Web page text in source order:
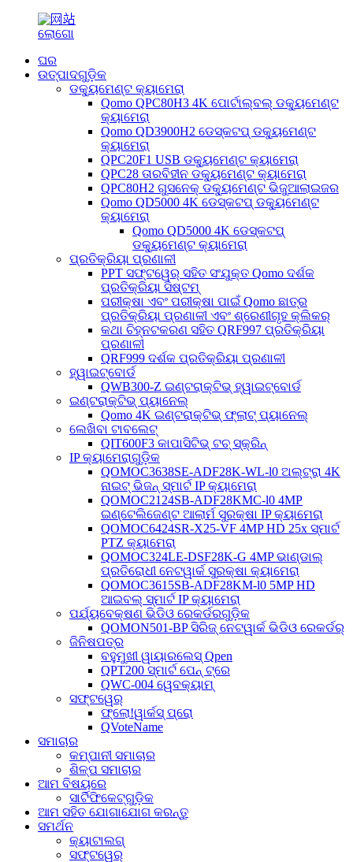
ଘର
ଉତ୍ପାଦଗୁଡ଼ିକ
ଡକ୍ୟୁମେଣ୍ଟ କ୍ୟାମେରା
Qomo QPC80H3 4K ପୋର୍ଟାଲ୍‌ବଲ୍ ଡକ୍ୟୁମେଣ୍ଟ
କ୍ୟାମେରା
Qomo QD3900H2 ଡେସ୍କଟପ୍ ଡକ୍ୟୁମେଣ୍ଟ
କ୍ୟାମେରା
QPC20F1 USB ଡକ୍ୟୁମେଣ୍ଟ କ୍ୟାମେରା
QPC28 ତାରବିହୀନ ଡକ୍ୟୁମେଣ୍ଟ କ୍ୟାମେରା
QPC80H2 ଗୁସନେକ୍ ଡକ୍ୟୁମେଣ୍ଟ ଭିଜୁଆଲାଇଜର
Qomo QD5000 4K ଡେସ୍କଟପ୍ ଡକ୍ୟୁମେଣ୍ଟ
କ୍ୟାମେରା
Qomo QD5000 4K ଡେସ୍କଟପ୍
ଡକ୍ୟୁମେଣ୍ଟ କ୍ୟାମେରା
ପ୍ରତିକ୍ରିୟା ପ୍ରଣାଳୀ
PPT ସଫ୍ଟୱେର୍ ସହିତ ସଂଯୁକ୍ତ Qomo ଦର୍ଶକ
ପ୍ରତିକ୍ରିୟା ସିଷ୍ଟମ୍
ପରୀକ୍ଷା ଏବଂ ପରୀକ୍ଷା ପାଇଁ Qomo ଛାତ୍ର
ପ୍ରତିକ୍ରିୟା ପ୍ରଣାଳୀ ଏବଂ ଶ୍ରେଣୀଗୃହ କ୍ଲିକର୍
କଥା ଚିହ୍ନଟକରଣ ସହିତ QRF997 ପ୍ରତିକ୍ରିୟା
ପ୍ରଣାଳୀ
QRF999 ଦର୍ଶକ ପ୍ରତିକ୍ରିୟା ପ୍ରଣାଳୀ
ହ୍ୱାଇଟ୍‌ବୋର୍ଡ
QWB300-Z ଇଣ୍ଟରାକ୍ଟିଭ୍ ହ୍ୱାଇଟ୍‌ବୋର୍ଡ
ଇଣ୍ଟରାକ୍ଟିଭ୍ ପ୍ୟାନେଲ୍
Qomo 4K ଇଣ୍ଟରାକ୍ଟିଭ୍ ଫ୍ଲାଟ୍ ପ୍ୟାନେଲ୍
ଲେଖିବା ଟାବଲେଟ୍
QIT600F3 କାପାସିଟିଭ୍ ଟଚ୍ ସ୍କ୍ରିନ୍
IP କ୍ୟାମେରାଗୁଡ଼ିକ
QOMOC3638SE-ADF28K-WL-l0 ​​ଅଲ୍ଟ୍ରା 4K
ନାଇଟ୍ ଭିଜନ୍ ସ୍ମାର୍ଟ IP କ୍ୟାମେରା
QOMOC2124SB-ADF28KMC-l0 4MP
ଇଣ୍ଟେଲିଜେଣ୍ଟ ଆଲାର୍ମ ସୁରକ୍ଷା IP କ୍ୟାମେରା
QOMOC6424SR-X25-VF 4MP HD 25x ସ୍ମାର୍ଟ
PTZ କ୍ୟାମେରା
QOMOC324LE-DSF28K-G 4MP ଭାଣ୍ଡାଲ୍
ପ୍ରତିରୋଧୀ ନେଟୱାର୍କ ସୁରକ୍ଷା କ୍ୟାମେରା
QOMOC3615SB-ADF28KM-l0 5MP HD
ଆଇବଲ୍ ସ୍ମାର୍ଟ IP କ୍ୟାମେରା
ପର୍ଯ୍ୟବେକ୍ଷଣ ଭିଡିଓ ରେକର୍ଡରଗୁଡ଼ିକ
QOMON501-BP ସିରିଜ୍ ନେଟୱାର୍କ ଭିଡିଓ ରେକର୍ଡର୍
ଜିନିଷପତ୍ର
ବହୁମୁଖୀ ୱାୟାରଲେସ୍ Qpen
QPT200 ସ୍ମାର୍ଟ ପେନ୍ ଟ୍ରେ
QWC-004 ୱେବକ୍ୟାମ୍
ସଫ୍ଟୱେର୍
ଫ୍ଲୋ!ୱାର୍କସ୍ ପ୍ରୋ
QVoteName
ସମାଚାର
କମ୍ପାନୀ ସମାଚାର
ଶିଳ୍ପ ସମାଚାର
ଆମ ବିଷୟରେ
ସାର୍ଟିଫିକେଟ୍‌ଗୁଡ଼ିକ
ଆମ ସହିତ ଯୋଗାଯୋଗ କରନ୍ତୁ
ସମର୍ଥନ
କ୍ୟାଟାଲଗ୍
ସଫ୍ଟୱେର୍